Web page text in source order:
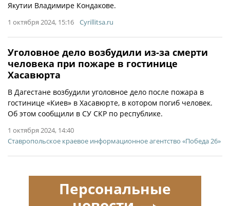
Якутии Владимире Кондакове.
1 октября 2024, 15:16 Cyrillitsa.ru
Уголовное дело возбудили из-за смерти
человека при пожаре в гостинице
Хасавюрта
В Дагестане возбудили уголовное дело после пожара в
гостинице «Киев» в Хасавюрте, в котором погиб человек.
Об этом сообщили в СУ СКР по республике.
1 октября 2024, 14:40
Ставропольское краевое информационное агентство «Победа 26»
Персональные